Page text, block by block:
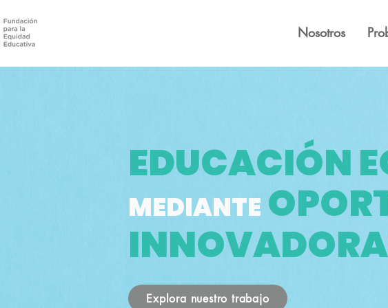
Nosotros
MEDIANTE
EDUCACIÓN
Explora nuestro trabajo